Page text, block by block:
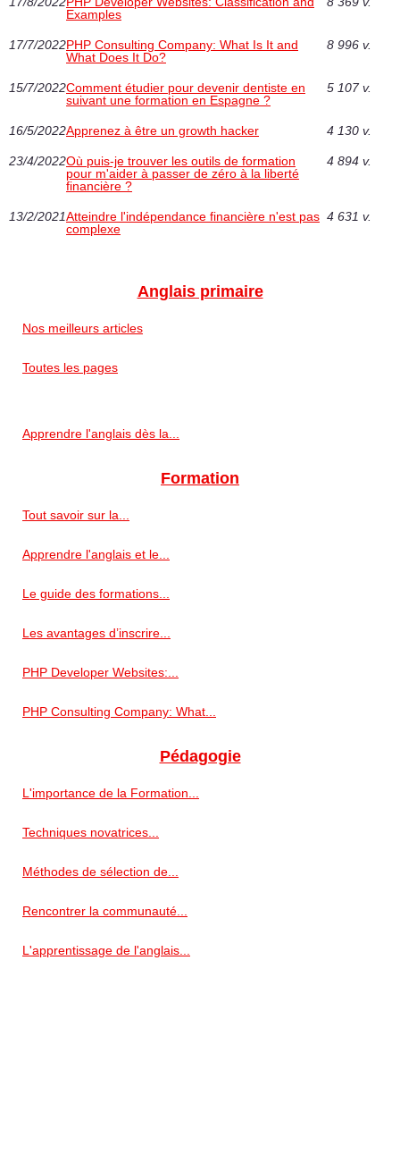
Examples
17/7/2022PHP Consulting Company: What Is It and
What Does It Do?
8 996 v.
15/7/2022Comment étudier pour devenir dentiste en
suivant une formation en Espagne ‎?
5 107 v.
16/5/2022Apprenez à être un growth hacker 4 130 v.
23/4/2022Où puis-je trouver les outils de formation
pour m'aider à passer de zéro à la liberté
financière ?
4 894 v.
13/2/2021Atteindre l'indépendance financière n'est pas
complexe
4 631 v.
Anglais primaire
Nos meilleurs articles
Toutes les pages
Apprendre l'anglais dès la...
Formation
Tout savoir sur la...
Apprendre l'anglais et le...
Le guide des formations...
Les avantages d’inscrire...
PHP Developer Websites:...
PHP Consulting Company: What...
Pédagogie
L'importance de la Formation...
Techniques novatrices...
Méthodes de sélection de...
Rencontrer la communauté...
L'apprentissage de l'anglais...